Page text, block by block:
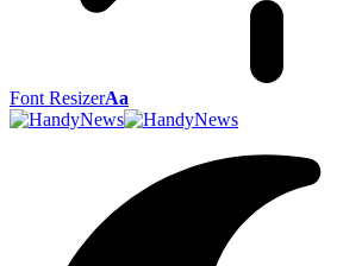
Font ResizerAa